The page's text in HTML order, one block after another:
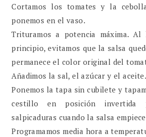
Cortamos los tomates y la
ponemos en el vaso.
Trituramos a potencia máxima. Al
principio, evitamos que la salsa
permanece el color original del
Añadimos la sal, el azúcar y el aceite.
Ponemos la tapa sin cubilete y
cestillo en posición invertida
salpicaduras cuando la salsa
Programamos media hora a